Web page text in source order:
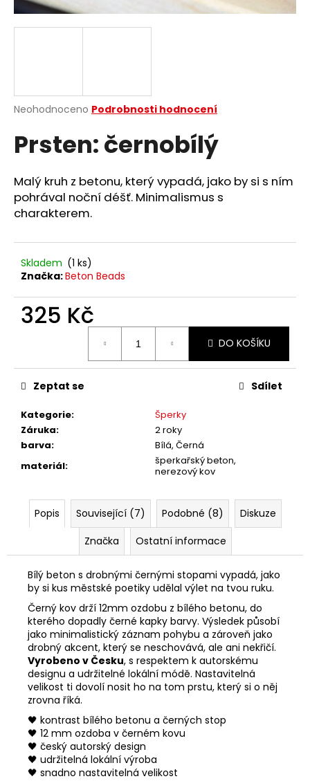
Průměrné
produktu
je
z
5
hvězdiček.
Neohodnoceno Podrobnosti hodnocení
Prsten: černobílý
Malý kruh z betonu, který vypadá, jako by si s ním
pohrával noční déšť. Minimalismus s
charakterem.
Skladem (1 ks)
Značka:Beton Beads
325 Kč
DO KOŠÍKU
Kategorie:
Šperky
Záruka:
2 roky
barva:
Bílá, Černá
materiál:
šperkařský beton,
nerezový kov
Zeptat se Sdílet
Popis Související (7) Podobné (8)
Diskuze
Značka
Ostatní informace
Bílý beton s drobnými černými stopami vypadá, jako
by si kus městské poetiky udělal výlet na tvou ruku.
Černý kov drží 12mm ozdobu z bílého betonu, do
kterého dopadly černé kapky barvy. Výsledek působí
jako minimalistický záznam pohybu a zároveň jako
drobný akcent, který se neschovává, ale ani nekřičí.
Vyrobeno v Česku, s respektem k autorskému
designu a udržitelné lokální módě. Nastavitelná
velikost ti dovolí nosit ho na tom prstu, který si o něj
zrovna říká.
🖤 kontrast bílého betonu a černých stop
🖤 12 mm ozdoba v černém kovu
🖤 český autorský design
🖤 udržitelná lokální výroba
🖤 snadno nastavitelná velikost
a
j
?
D
o
u
u
m
e